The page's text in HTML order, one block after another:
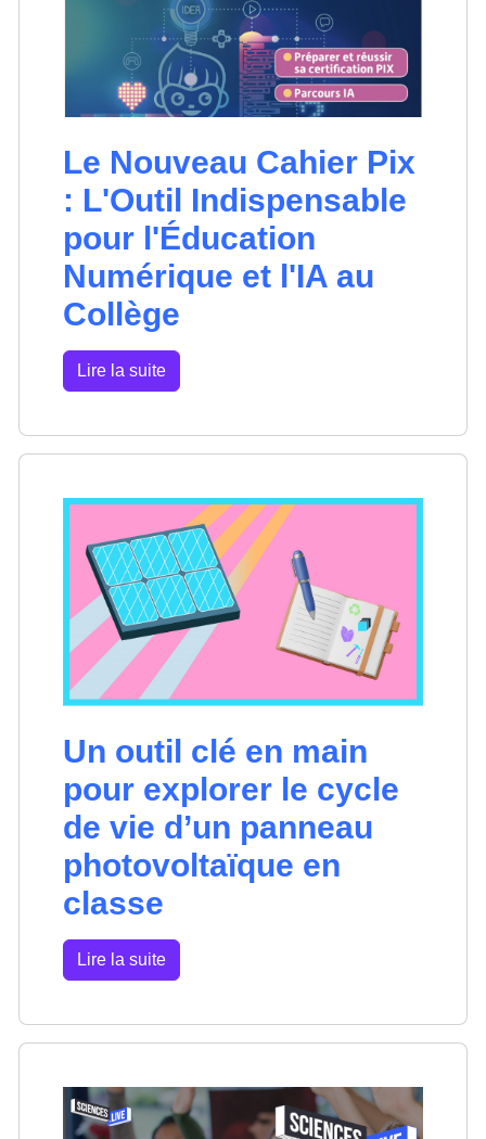
Le Nouveau Cahier Pix
: L'Outil Indispensable
pour l'Éducation
Numérique et l'IA au
Collège
Lire la suite
Un outil clé en main
pour explorer le cycle
de vie d’un panneau
photovoltaïque en
classe
Lire la suite